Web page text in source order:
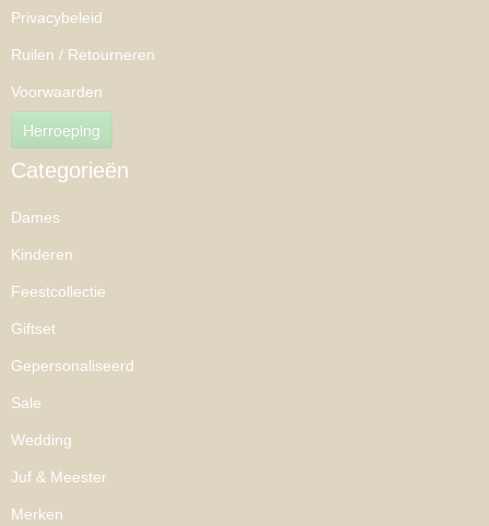
Privacybeleid
Ruilen / Retourneren
Voorwaarden
Herroeping
Categorieën
Dames
Kinderen
Feestcollectie
Giftset
Gepersonaliseerd
Sale
Wedding
Juf & Meester
Merken